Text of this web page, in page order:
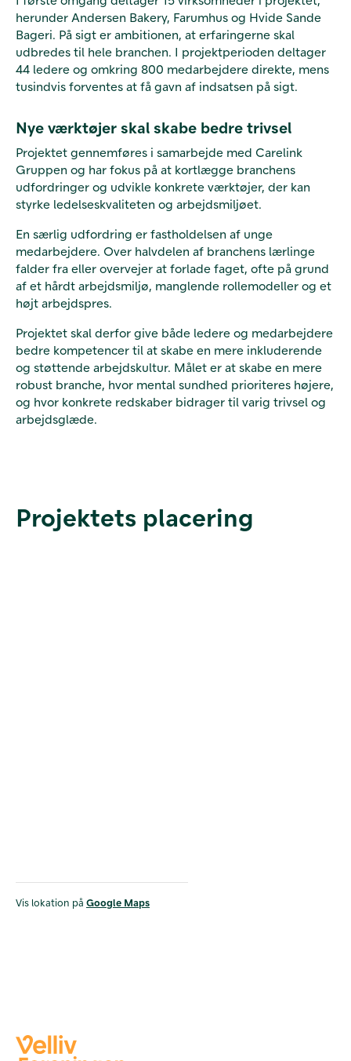
herunder Andersen Bakery, Farumhus og Hvide Sande
Bageri. På sigt er ambitionen, at erfaringerne skal
udbredes til hele branchen. I projektperioden deltager
44 ledere og omkring 800 medarbejdere direkte, mens
tusindvis forventes at få gavn af indsatsen på sigt.
Nye værktøjer skal skabe bedre trivsel
Projektet gennemføres i samarbejde med Carelink
Gruppen og har fokus på at kortlægge branchens
udfordringer og udvikle konkrete værktøjer, der kan
styrke ledelseskvaliteten og arbejdsmiljøet.
En særlig udfordring er fastholdelsen af unge
medarbejdere. Over halvdelen af branchens lærlinge
falder fra eller overvejer at forlade faget, ofte på grund
af et hårdt arbejdsmiljø, manglende rollemodeller og et
højt arbejdspres.
Projektet skal derfor give både ledere og medarbejdere
bedre kompetencer til at skabe en mere inkluderende
og støttende arbejdskultur. Målet er at skabe en mere
robust branche, hvor mental sundhed prioriteres højere,
og hvor konkrete redskaber bidrager til varig trivsel og
arbejdsglæde.
Projektets placering
Vis lokation på Google Maps